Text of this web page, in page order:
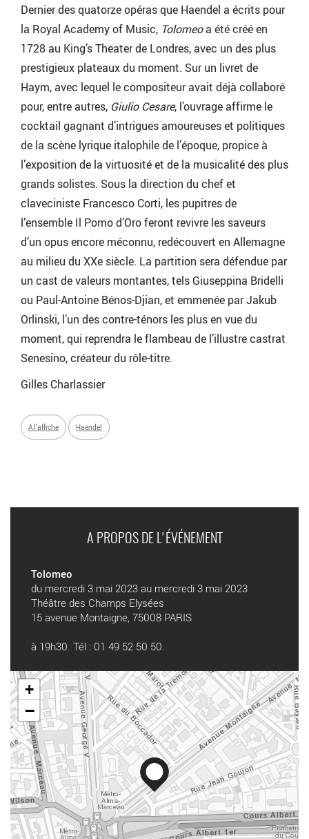
Dernier des quatorze opéras que Haendel a écrits pour
la Royal Academy of Music, Tolomeoa été créé en
1728 au King’s Theater de Londres, avec un des plus
prestigieux plateaux du moment. Sur un livret de
Haym, avec lequel le compositeur avait déjà collaboré
pour, entre autres, Giulio Cesare, l’ouvrage affirme le
cocktail gagnant d’intrigues amoureuses et politiques
de la scène lyrique italophile de l’époque, propice à
l’exposition de la virtuosité et de la musicalité des plus
grands solistes. Sous la direction du chef et
claveciniste Francesco Corti, les pupitres de
l’ensemble Il Pomo d’Oro feront revivre les saveurs
d’un opus encore méconnu, redécouvert en Allemagne
au milieu du XXe siècle. La partition sera défendue par
un cast de valeurs montantes, tels Giuseppina Bridelli
ou Paul-Antoine Bénos-Djian, et emmenée par Jakub
Orlinski, l’un des contre-ténors les plus en vue du
moment, qui reprendra le flambeau de l’illustre castrat
Senesino, créateur du rôle-titre.
Gilles Charlassier
A l'affiche Haendel
A PROPOS DE L'ÉVÉNEMENT
Tolomeo
du mercredi 3 mai 2023 au mercredi 3 mai 2023
Théâtre des Champs Elysées
15 avenue Montaigne, 75008 PARIS
à 19h30. Tél : 01 49 52 50 50.
+
−